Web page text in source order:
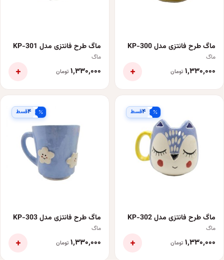
ماگ طرح فانتزی مدل KP-300
ماگ
۱٬۳۳۰٬۰۰۰ تومان +
ماگ طرح فانتزی مدل KP-301
ماگ
۱٬۳۳۰٬۰۰۰ تومان +
۴قسط
ماگ طرح فانتزی مدل KP-302
ماگ
۱٬۳۳۰٬۰۰۰ تومان +
۴قسط
ماگ طرح فانتزی مدل KP-303
ماگ
۱٬۳۳۰٬۰۰۰ تومان +